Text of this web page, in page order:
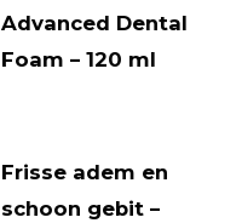
Advanced Dental
Foam – 120 ml
Frisse adem en
schoon gebit –